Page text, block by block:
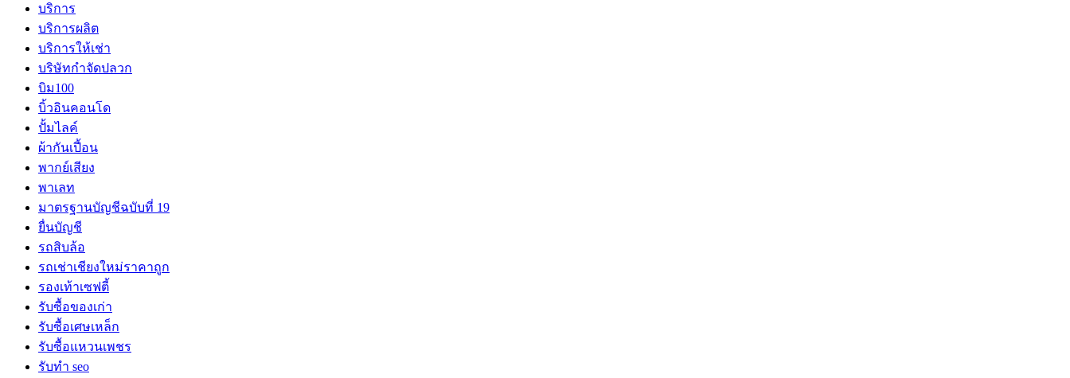
บริการ
บริการผลิต
บริการให้เช่า
บริษัทกำจัดปลวก
บิม100
บิ้วอินคอนโด
ปั้มไลค์
ผ้ากันเปี้อน
พากย์เสียง
พาเลท
มาตรฐานบัญชีฉบับที่ 19
ยื่นบัญชี
รถสิบล้อ
รถเช่าเชียงใหม่ราคาถูก
รองเท้าเซฟตี้
รับซื้อของเก่า
รับซื้อเศษเหล็ก
รับซื้อแหวนเพชร
รับทำ seo